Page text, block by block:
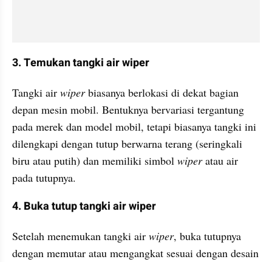
3. Temukan tangki air wiper
Tangki air wiper biasanya berlokasi di dekat bagian
depan mesin mobil. Bentuknya bervariasi tergantung
pada merek dan model mobil, tetapi biasanya tangki ini
dilengkapi dengan tutup berwarna terang (seringkali
biru atau putih) dan memiliki simbol wiper atau air
pada tutupnya.
4. Buka tutup tangki air wiper
Setelah menemukan tangki air wiper, buka tutupnya
dengan memutar atau mengangkat sesuai dengan desain